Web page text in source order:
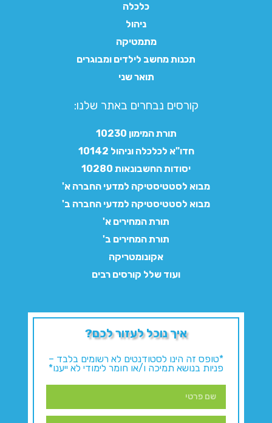
כלכלה
ניהול
מתמטיקה
תכנות מחשב לילדים ומבוגרים
תואר שני
קורסים נבחרים באתר שלנו:​
תורת המימון 10230
חדו"א לכלכלה וניהול 10142
יסודות החשבונאות 10280
מבוא לסטטיסטיקה למדעי החברה א'
מבוא לסטטיסטיקה למדעי החברה ב'
תורת המחירים א'
תורת המחירים ב'
אקונומטריקה
ועוד שלל קורסים רבים
איך נוכל לעזור לכם?
*טופס זה הינו לסטודנטים לא רשומים בלבד –
פניות בנושא תמיכה ו/או חומר לימודי לא ייענו*